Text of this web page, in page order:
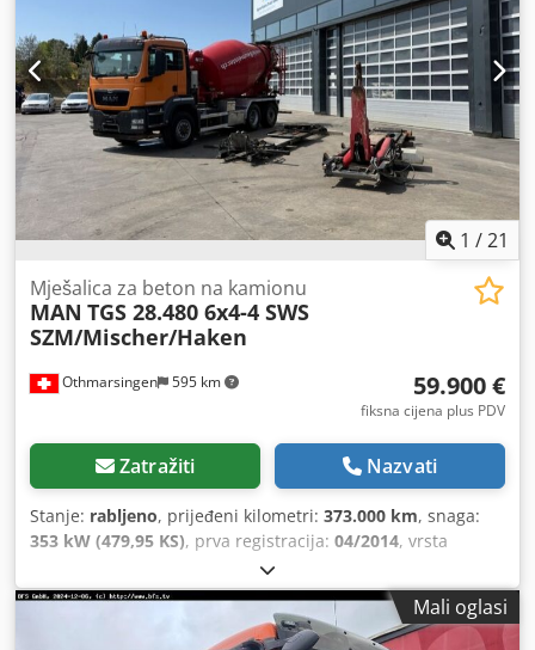
1 /21
Othmarsingen 595 km
Mješalica za beton na kamionu
MAN TGS 28.480 6x4-4 SWS
SZM/Mischer/Haken
59.900 €
fiksna cijena plus PDV
Zatražiti Nazvati
Stanje: rabljeno, prijeđeni kilometri: 373.000 km, snaga:
353 kW (479,95 KS), prva registracija: 04/2014, vrsta
26.000 kg
vrsta prijenosa:mehanički, emisijska klasa:Euro 5,
Mali oglasi